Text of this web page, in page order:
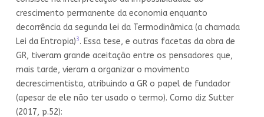
crescimento permanente da economia enquanto
decorrência da segunda lei da Termodinâmica (a chamada
Lei da Entropia)3. Essa tese, e outras facetas da obra de
GR, tiveram grande aceitação entre os pensadores que,
mais tarde, vieram a organizar o movimento
decrescimentista, atribuindo a GR o papel de fundador
(apesar de ele não ter usado o termo). Como diz Sutter
(2017, p.52):